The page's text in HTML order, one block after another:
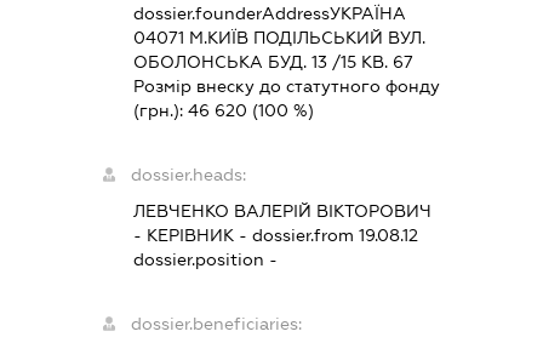
dossier.founderAddressУКРАЇНА
04071 М.КИЇВ ПОДІЛЬСЬКИЙ ВУЛ.
ОБОЛОНСЬКА БУД. 13 /15 КВ. 67
Розмір внеску до статутного фонду
(грн.): 46 620 (100 %)
dossier.heads:
ЛЕВЧЕНКО ВАЛЕРІЙ ВІКТОРОВИЧ
- КЕРІВНИК - dossier.from 19.08.12
dossier.position -
dossier.beneficiaries: